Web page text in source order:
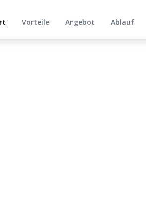
Vorteile Angebot Ablauf